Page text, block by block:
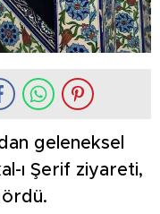
geleneksel
ı Şerif ziyareti,